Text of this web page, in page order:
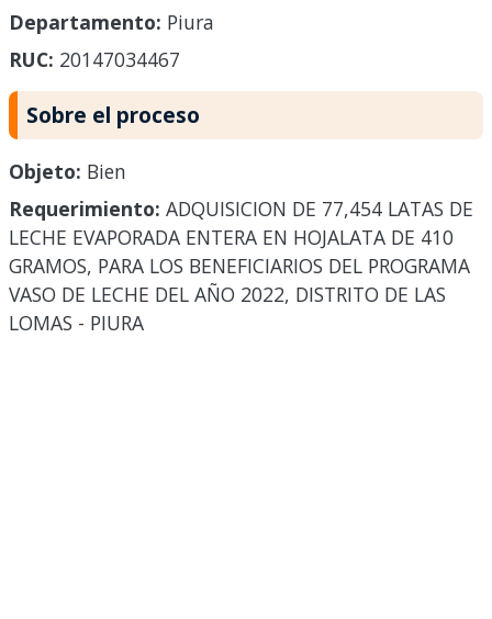
Departamento: Piura
RUC: 20147034467
Sobre el proceso
Objeto: Bien
Requerimiento: ADQUISICION DE 77,454 LATAS DE
LECHE EVAPORADA ENTERA EN HOJALATA DE 410
GRAMOS, PARA LOS BENEFICIARIOS DEL PROGRAMA
VASO DE LECHE DEL AÑO 2022, DISTRITO DE LAS
LOMAS - PIURA